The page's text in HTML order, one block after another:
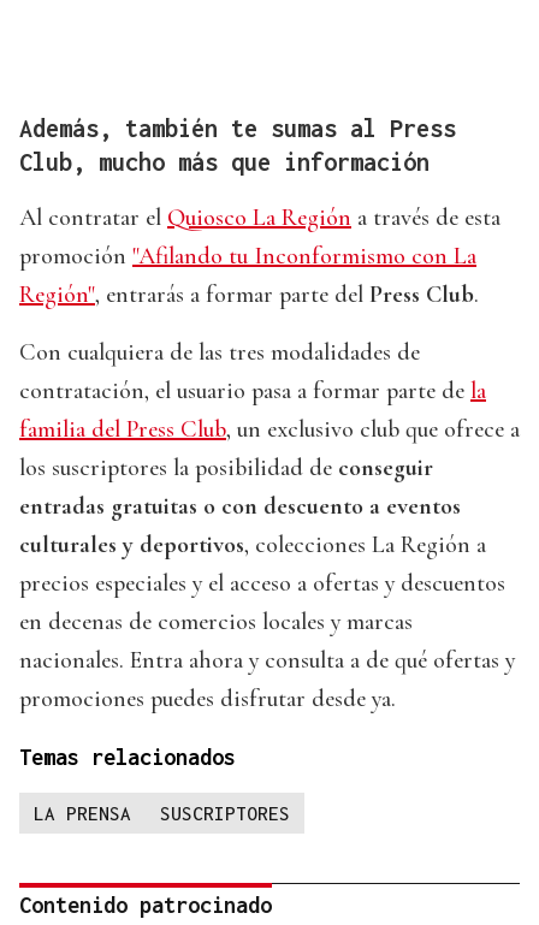
Además, también te sumas al Press
Club, mucho más que información
Al contratar el Quiosco La Región a través de esta
promoción "Afilando tu Inconformismo con La
Región", entrarás a formar parte del Press Club.
Con cualquiera de las tres modalidades de
contratación, el usuario pasa a formar parte de la
familia del Press Club, un exclusivo club que ofrece a
los suscriptores la posibilidad de conseguir
entradas gratuitas o con descuento a eventos
culturales y deportivos, colecciones La Región a
precios especiales y el acceso a ofertas y descuentos
en decenas de comercios locales y marcas
nacionales. Entra ahora y consulta a de qué ofertas y
promociones puedes disfrutar desde ya.
Temas relacionados
LA PRENSA SUSCRIPTORES
Contenido patrocinado